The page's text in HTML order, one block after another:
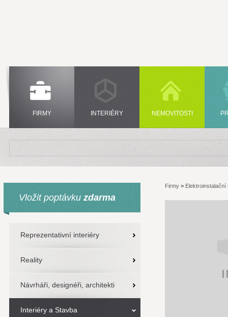
FIRMY INTERIÉRY NEMOVITOSTI
Vložit poptávku zdarma
Reprezentativní interiéry
Reality
Návrháři, designéři, architekti
Interiéry a Stavba
Firmy > Elektroinstalační